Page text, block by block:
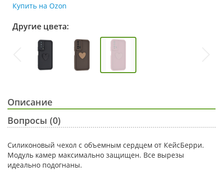
Купить на Ozon
Другие цвета:
Описание
Вопросы (0)
Силиконовый чехол с объемным сердцем от КейсБерри.
Модуль камер максимально защищен. Все вырезы
идеально подогнаны.